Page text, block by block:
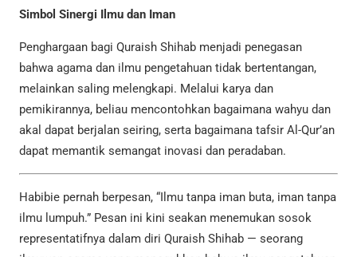
Simbol Sinergi Ilmu dan Iman
Penghargaan bagi Quraish Shihab menjadi penegasan
bahwa agama dan ilmu pengetahuan tidak bertentangan,
melainkan saling melengkapi. Melalui karya dan
pemikirannya, beliau mencontohkan bagaimana wahyu dan
akal dapat berjalan seiring, serta bagaimana tafsir Al-Qur’an
dapat memantik semangat inovasi dan peradaban.
Habibie pernah berpesan, “Ilmu tanpa iman buta, iman tanpa
ilmu lumpuh.” Pesan ini kini seakan menemukan sosok
representatifnya dalam diri Quraish Shihab — seorang